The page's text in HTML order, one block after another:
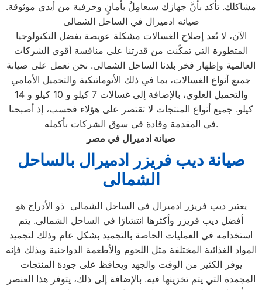
مشاكلك. تأكد بأنَّ جهازك سيعامِلُ بأمانٍ وحرفية من أيدي موثوقة.
صيانه ادميرال في الساحل الشمالى
الآن، لا تُعد إصلاح الغسالات مشكلة عويصة بفضل التكنولوجيا
المتطورة التي تمكّنت من قدرتنا على منافسة أقوى الشركات
العالمية وإظهار فخر بلدنا الساحل الشمالى. نحن نعمل على صيانة
جميع أنواع الغسالات، بما في ذلك الأتوماتيكية والتحميل الأمامي
والتحميل العلوي، بالإضافة إلى غسالات 7 كيلو و 10 كيلو و 14
كيلو. جميع أنواع المنتجات لا تقتصر على هؤلاء فحسب، إذ أصبحنا
في المقدمة وقادة في سوق الشركات بأكمله.
صيانة ادميرال في مصر
صيانة ديب فريزر ادميرال بالساحل
الشمالى
يعتبر ديب فريزر ادميرال في الساحل الشمالى ذو الأدراج هو
أفضل ديب فريزر وأكثرها انتشارًا في الساحل الشمالى. يتم
استخدامه في العمليات الخاصة بالتجميد بشكل عام وذلك لتجميد
المواد الغذائية المختلفة مثل اللحوم والأطعمة الدواجنية وبذلك فإنه
يوفر الكثير من الوقت والجهد ويحافظ على جودة المنتجات
المجمدة التي يتم تخزينها فيه. بالإضافة إلى ذلك، يتوفر هذا العنصر